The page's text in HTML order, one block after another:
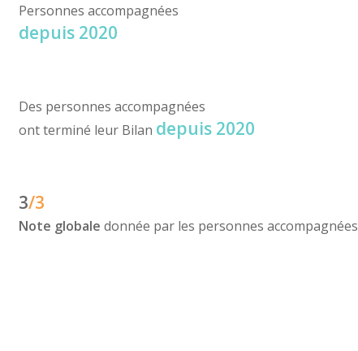
Personnes accompagnées
depuis 2020
Des personnes accompagnées
ont terminé leur Bilan depuis 2020
3/3
Note globale donnée par les personnes accompagnées